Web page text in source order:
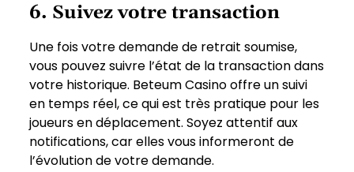
6. Suivez votre transaction
Une fois votre demande de retrait soumise,
vous pouvez suivre l’état de la transaction dans
votre historique. Beteum Casino offre un suivi
en temps réel, ce qui est très pratique pour les
joueurs en déplacement. Soyez attentif aux
notifications, car elles vous informeront de
l’évolution de votre demande.